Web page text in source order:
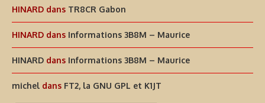
HINARD dans TR8CR Gabon
HINARD dans Informations 3B8M – Maurice
HINARD dans Informations 3B8M – Maurice
michel dans FT2, la GNU GPL et K1JT